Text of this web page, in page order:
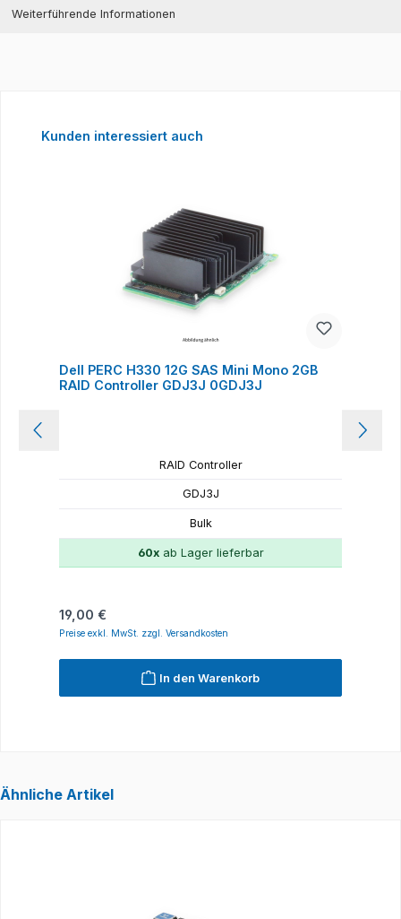
Weiterführende Informationen
Produktgalerie überspringen
Kunden interessiert auch
Dell PERC H330 12G SAS Mini Mono 2GB
RAID Controller GDJ3J 0GDJ3J
RAID Controller
GDJ3J
Bulk
60xab Lager lieferbar
Regulärer Preis:
19,00 €
Preise exkl. MwSt. zzgl. Versandkosten
In den Warenkorb
Ähnliche Artikel